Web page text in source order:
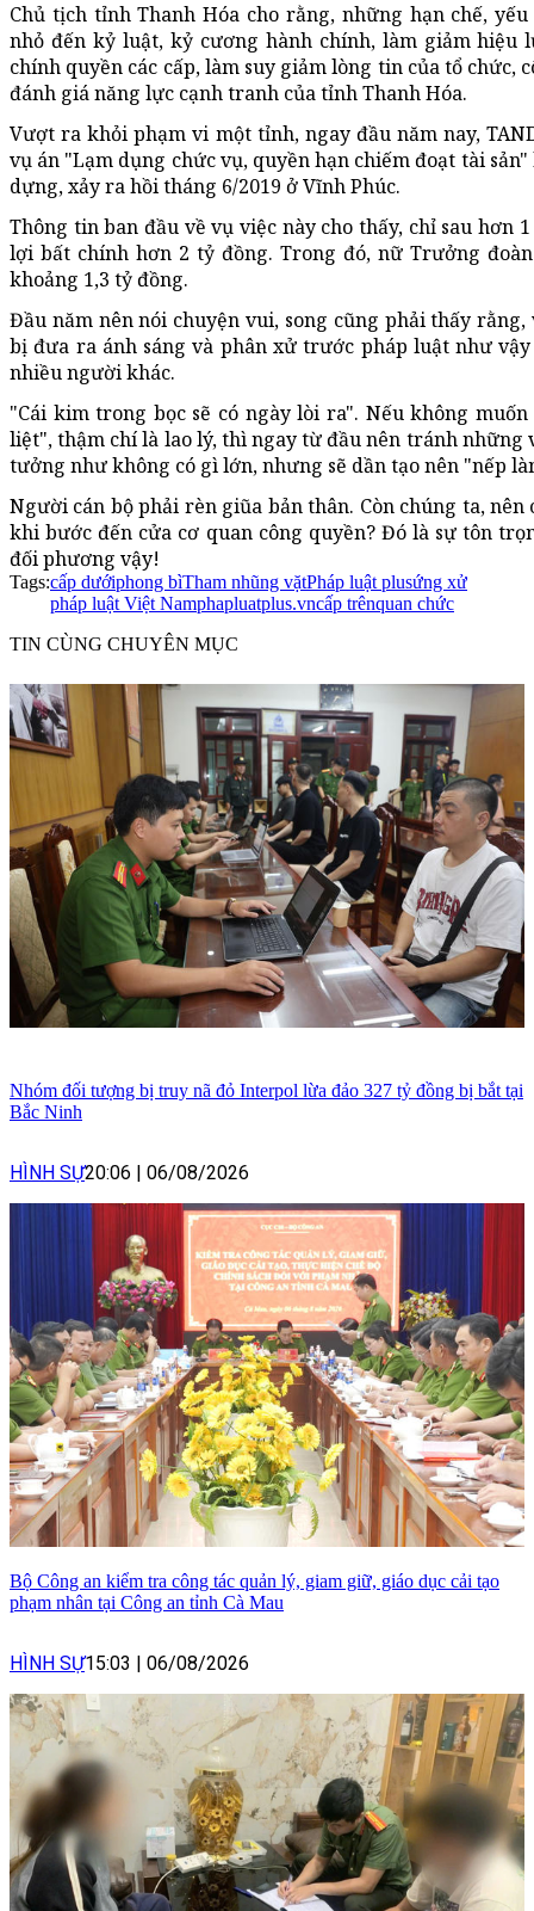
Chủ tịch tỉnh Thanh Hóa cho rằng, những hạn chế,
nhỏ đến kỷ luật, kỷ cương hành chính, làm giảm hiệu
chính quyền các cấp, làm suy giảm lòng tin của tổ chức,
đánh giá năng lực cạnh tranh của tỉnh Thanh Hóa.
Vượt ra khỏi phạm vi một tỉnh, ngay đầu năm nay,
vụ án "Lạm dụng chức vụ, quyền hạn chiếm đoạt tài
dựng, xảy ra hồi tháng 6/2019 ở Vĩnh Phúc.
Thông tin ban đầu về vụ việc này cho thấy, chỉ sau hơn
lợi bất chính hơn 2 tỷ đồng. Trong đó, nữ Trưởng
khoảng 1,3 tỷ đồng.
Đầu năm nên nói chuyện vui, song cũng phải thấy
bị đưa ra ánh sáng và phân xử trước pháp luật như
nhiều người khác.
"Cái kim trong bọc sẽ có ngày lòi ra". Nếu không
liệt", thậm chí là lao lý, thì ngay từ đầu nên tránh những
tưởng như không có gì lớn, nhưng sẽ dần tạo nên "nếp
Người cán bộ phải rèn giũa bản thân. Còn chúng ta,
khi bước đến cửa cơ quan công quyền? Đó là sự tôn
đối phương vậy!
Tags:cấp dướiphong bìTham nhũng vặtPháp luật plusứng xử
pháp luật Việt Namphapluatplus.vncấp trênquan chức
TIN CÙNG CHUYÊN MỤC
Nhóm đối tượng bị truy nã đỏ Interpol lừa đảo 327 tỷ đồng bị bắt tại
Bắc Ninh
HÌNH SỰ20:06 | 06/08/2026
Bộ Công an kiểm tra công tác quản lý, giam giữ, giáo dục cải tạo
phạm nhân tại Công an tỉnh Cà Mau
HÌNH SỰ15:03 | 06/08/2026